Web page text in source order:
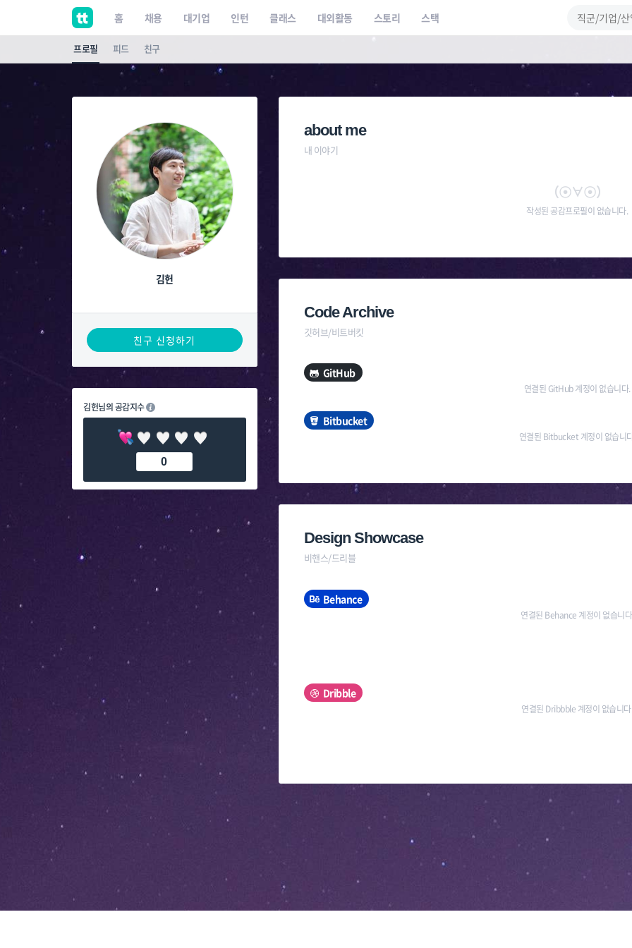
홈 채용 대기업 인턴 클래스 대외활동 스토리 스택
프로필 피드 친구
김헌
친구 신청하기
김헌님의 공감지수
0
about me
내 이야기
（☉∀☉）
작성된 공감프로필이 없습니다.
Code Archive
깃허브/비트버킷
GitHub
연결된 GitHub 계정이 없습니다.
Bitbucket
연결된 Bitbucket 계정이 없습니
Design Showcase
비핸스/드리블
Behance
연결된 Behance 계정이 없습니
Dribble
연결된 Dribbble 계정이 없습니